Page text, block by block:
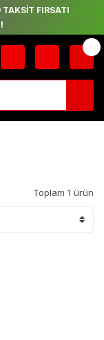
TAKSİT FIRSATI
Toplam 1 ürün